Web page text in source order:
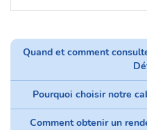
Quand et comment
Pourquoi choisir notre
Comment obtenir un